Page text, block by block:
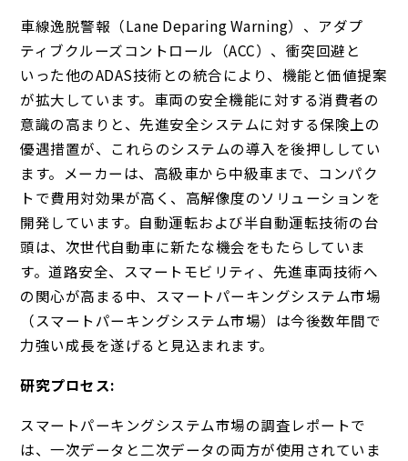
車線逸脱警報（Lane Deparing Warning）、アダプ
ティブクルーズコントロール（ACC）、衝突回避と
いった他のADAS技術との統合により、機能と価値提案
が拡大しています。車両の安全機能に対する消費者の
意識の高まりと、先進安全システムに対する保険上の
優遇措置が、これらのシステムの導入を後押ししてい
ます。メーカーは、高級車から中級車まで、コンパク
トで費用対効果が高く、高解像度のソリューションを
開発しています。自動運転および半自動運転技術の台
頭は、次世代自動車に新たな機会をもたらしていま
す。道路安全、スマートモビリティ、先進車両技術へ
の関心が高まる中、スマートパーキングシステム市場
（スマートパーキングシステム市場）は今後数年間で
力強い成長を遂げると見込まれます。
研究プロセス:
スマートパーキングシステム市場の調査レポートで
は、一次データと二次データの両方が使用されていま